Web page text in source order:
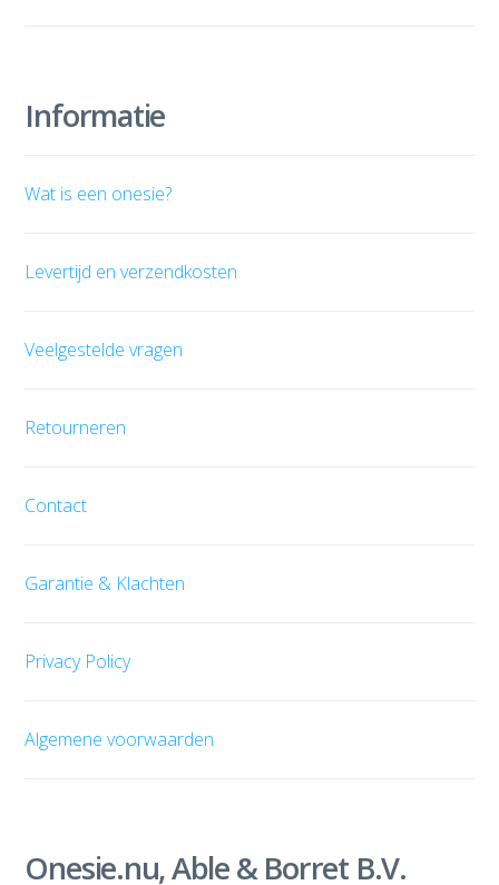
Informatie
Wat is een onesie?
Levertijd en verzendkosten
Veelgestelde vragen
Retourneren
Contact
Garantie & Klachten
Privacy Policy
Algemene voorwaarden
Onesie.nu, Able & Borret B.V.